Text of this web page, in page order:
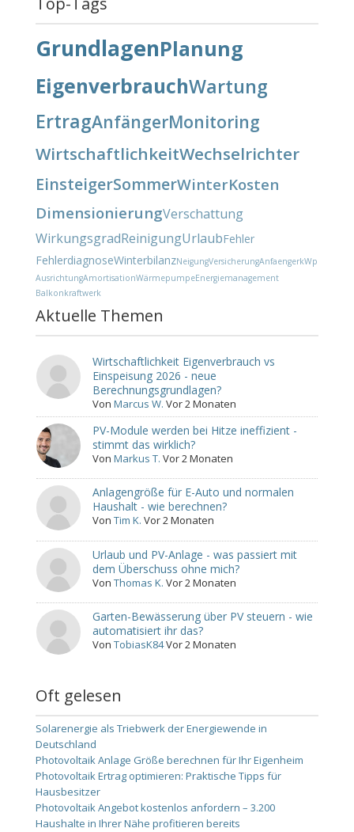
GrundlagenPlanung
EigenverbrauchWartung
ErtragAnfängerMonitoring
WirtschaftlichkeitWechselrichter
EinsteigerSommerWinterKosten
DimensionierungVerschattung
WirkungsgradReinigungUrlaubFehler
FehlerdiagnoseWinterbilanzNeigungVersicherungAnfaengerkWp
AusrichtungAmortisationWärmepumpeEnergiemanagement
Balkonkraftwerk
Aktuelle Themen
Wirtschaftlichkeit Eigenverbrauch vs
Einspeisung 2026 - neue
Berechnungsgrundlagen?
VonMarcus W. Vor 2 Monaten
PV-Module werden bei Hitze ineffizient -
stimmt das wirklich?
VonMarkus T. Vor 2 Monaten
Anlagengröße für E-Auto und normalen
Haushalt - wie berechnen?
VonTim K. Vor 2 Monaten
Urlaub und PV-Anlage - was passiert mit
dem Überschuss ohne mich?
VonThomas K. Vor 2 Monaten
Garten-Bewässerung über PV steuern - wie
automatisiert ihr das?
VonTobiasK84Vor 2 Monaten
Oft gelesen
Solarenergie als Triebwerk der Energiewende in
Deutschland
Photovoltaik Anlage Größe berechnen für Ihr Eigenheim
Photovoltaik Ertrag optimieren: Praktische Tipps für
Hausbesitzer
Photovoltaik Angebot kostenlos anfordern – 3.200
Haushalte in Ihrer Nähe profitieren bereits